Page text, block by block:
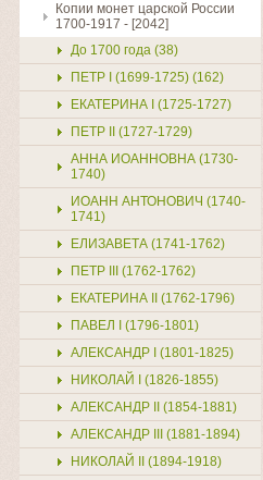
Копии монет царской России
1700-1917 - [2042]
До 1700 года (38)
ПЕТР I (1699-1725) (162)
ЕКАТЕРИНА I (1725-1727)
ПЕТР II (1727-1729)
АННА ИОАННОВНА (1730-
1740)
ИОАНН АНТОНОВИЧ (1740-
1741)
ЕЛИЗАВЕТА (1741-1762)
ПЕТР III (1762-1762)
ЕКАТЕРИНА II (1762-1796)
ПАВЕЛ I (1796-1801)
АЛЕКСАНДР I (1801-1825)
НИКОЛАЙ I (1826-1855)
АЛЕКСАНДР II (1854-1881)
АЛЕКСАНДР III (1881-1894)
НИКОЛАЙ II (1894-1918)